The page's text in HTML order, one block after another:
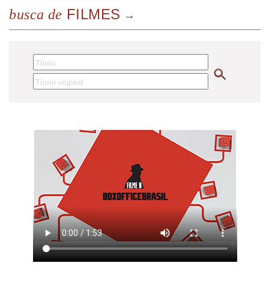
busca de FILMES